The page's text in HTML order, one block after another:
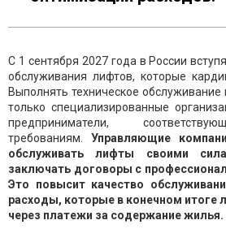
С 1 сентября 2027 года в России
обслуживания лифтов, которые
Выполнять техническое
только специализированные
предприниматели,
требованиям. Управляющие
обслуживать лифты своими
заключать договоры с
Это повысит качество
расходы, которые в конечном итоге
через платежи за содержание жилья.